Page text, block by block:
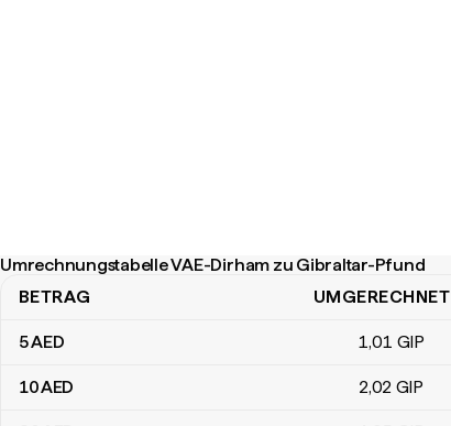
Umrechnungstabelle VAE-Dirham zu Gibraltar-Pfund
Umrechnungstabelle VAE-Dirham zu Gibraltar-Pfund
BETRAG UMGERECHNET
5AED 1,01 GIP
10AED 2,02 GIP